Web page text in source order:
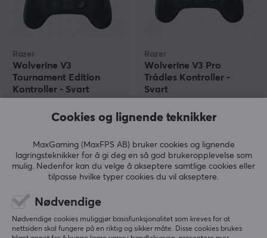
Razer
Wolverine V3
Tournament Edition
Kontroller - Svart
1149 kr
Razer
Wolverine V3 Pro
Trådløs Kontroller -
Svart
(4)
2099 kr
SPAR 17%
Cookies og lignende teknikker
MaxGaming (MaxFPS AB) bruker cookies og lignende
lagringsteknikker for å gi deg en så god brukeropplevelse som
mulig. Nedenfor kan du velge å akseptere samtlige cookies eller
tilpasse hvilke typer cookies du vil akseptere.
Nødvendige
Nødvendige cookies muliggjør basisfunksjonalitet som kreves for at
nettsiden skal fungere på en riktig og sikker måte. Disse cookies brukes